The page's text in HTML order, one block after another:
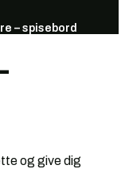
– spisebord
og give dig